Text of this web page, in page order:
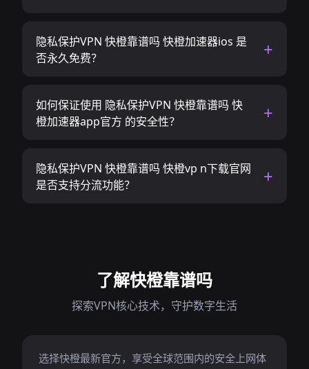
隐私保护VPN 快橙靠谱吗 快橙加速器ios 是
否永久免费？
如何保证使用 隐私保护VPN 快橙靠谱吗 快
橙加速器app官方 的安全性？
隐私保护VPN 快橙靠谱吗 快橙vp n下载官网
是否支持分流功能？
了解快橙靠谱吗
探索VPN核心技术，守护数字生活
选择快橙最新官方，享受全球范围内的安全上网体